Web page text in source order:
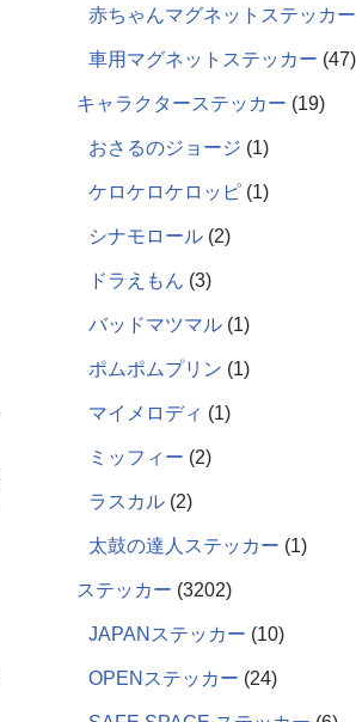
赤ちゃんマグネットステッカー
車用マグネットステッカー 47
キャラクターステッカー 19
おさるのジョージ 1
ケロケロケロッピ 1
シナモロール 2
ドラえもん 3
バッドマツマル 1
ポムポムプリン 1
マイメロディ 1
ミッフィー 2
ラスカル 2
太鼓の達人ステッカー 1
ステッカー 3202
JAPANステッカー 10
OPENステッカー 24